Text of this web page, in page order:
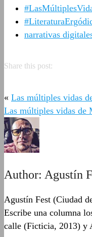
narrativas
Share this post:
« Las múltiples vidas
Las múltiples vidas de
Author: Agustín
Agustín Fest (Ciudad
Escribe una columna
calle (Ficticia, 2013) y